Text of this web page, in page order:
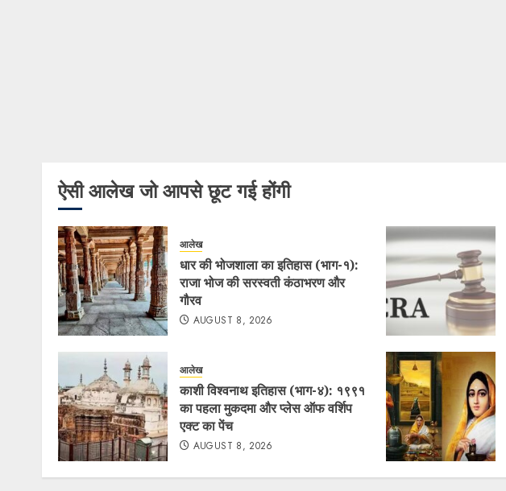
ऐसी आलेख जो आपसे छूट गई होंगी
आलेख
धार की भोजशाला का इतिहास (भाग-१):
राजा भोज की सरस्वती कंठाभरण और
गौरव
AUGUST 8, 2026
आलेख
काशी विश्वनाथ इतिहास (भाग-४): १९९१
का पहला मुकदमा और प्लेस ऑफ वर्शिप
एक्ट का पेंच
AUGUST 8, 2026